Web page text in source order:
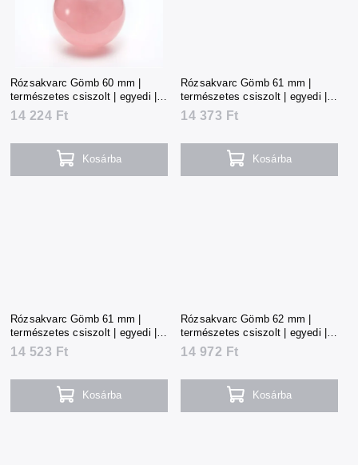
Rózsakvarc Gömb 60 mm |
természetes csiszolt | egyedi |
314 g | Madagaszkár
14 224 Ft
Kosárba
Rózsakvarc Gömb 61 mm |
természetes csiszolt | egyedi |
317 g | Madagaszkár
14 373 Ft
Kosárba
Rózsakvarc Gömb 61 mm |
természetes csiszolt | egyedi |
321 g | Madagaszkár
14 523 Ft
Kosárba
Rózsakvarc Gömb 62 mm |
természetes csiszolt | egyedi |
331 g | Madagaszkár
14 972 Ft
Kosárba